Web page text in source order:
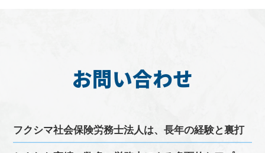
お問い合わせ
フクシマ社会保険労務士法人は、長年の経験と裏打